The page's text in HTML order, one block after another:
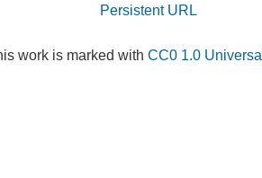
Persistent URL
work is marked with CC0 1.0 Universal